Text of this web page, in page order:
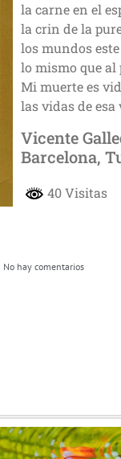
la carne en el
la crin de la
los mundos
lo mismo que al
Mi muerte es
las vidas de esa
Vicente
Barcelona,
40 Visitas
No hay comentarios